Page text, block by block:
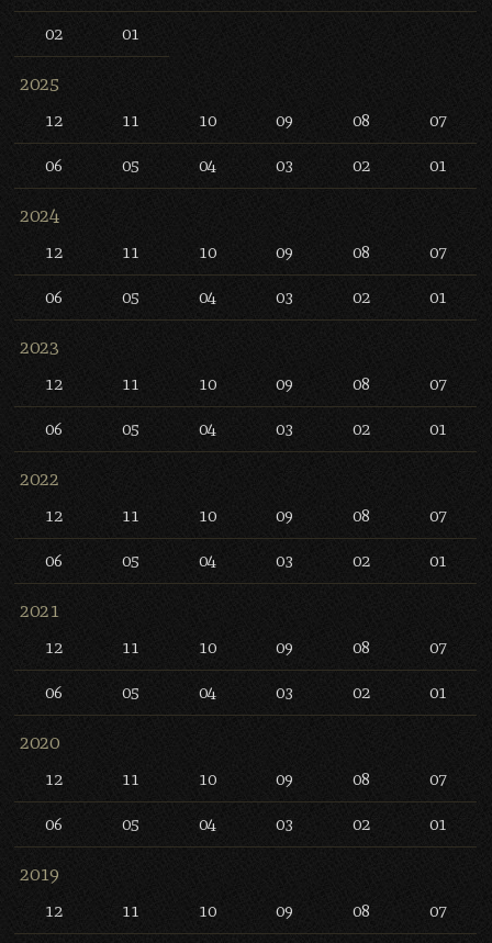
02 01
2025
12 11 10 09 08 07
06 05 04 03 02 01
2024
12 11 10 09 08 07
06 05 04 03 02 01
2023
12 11 10 09 08 07
06 05 04 03 02 01
2022
12 11 10 09 08 07
06 05 04 03 02 01
2021
12 11 10 09 08 07
06 05 04 03 02 01
2020
12 11 10 09 08 07
06 05 04 03 02 01
2019
12 11 10 09 08 07